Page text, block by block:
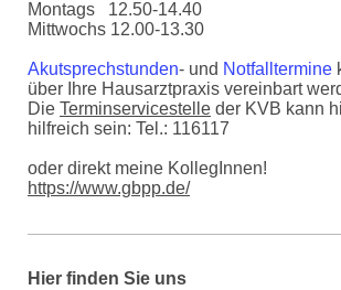
Montags 12.50-14.40
Mittwochs 12.00-13.30
Akutsprechstunden- und Notfalltermine
über Ihre Hausarztpraxis vereinbart
Die Terminservicestelle der KVB kann
hilfreich sein: Tel.: 116117
oder direkt meine KollegInnen!
https://www.gbpp.de/
Hier finden Sie uns